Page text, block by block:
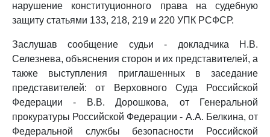
нарушение конституционного права на судебную
защиту статьями 133, 218, 219 и 220 УПК РСФСР.
Заслушав сообщение судьи - докладчика Н.В.
Селезнева, объяснения сторон и их представителей, а
также выступления приглашенных в заседание
представителей: от Верховного Суда Российской
Федерации - В.В. Дорошкова, от Генеральной
прокуратуры Российской Федерации - А.А. Белкина, от
Федеральной службы безопасности Российской